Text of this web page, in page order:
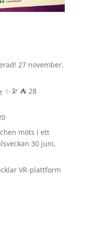
27 november,
✨🔭 ⛺️ 28
möts i ett
30 juni,
VR-plattform